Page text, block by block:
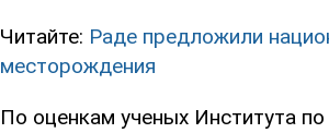
Читайте: Раде предложили
месторождения
По оценкам ученых Института